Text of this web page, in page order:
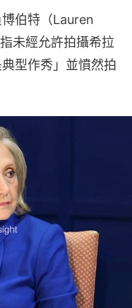
伯特（Lauren
未經允許拍攝希拉
型作秀」並憤然拍